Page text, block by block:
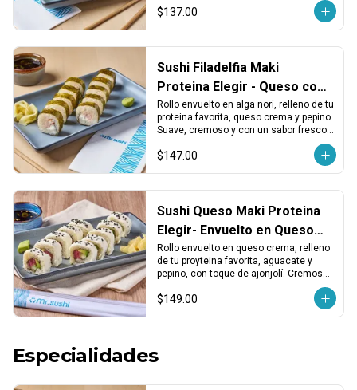
cualquier ocasión.
$137.00
Sushi Filadelfia Maki
Proteina Elegir - Queso con
Alga
Rollo envuelto en alga nori, relleno de tu
proteina favorita, queso crema y pepino.
Suave, cremoso y con un sabor fresco y
$147.00
Sushi Queso Maki Proteina
Elegir- Envuelto en Queso
con tu proteina favorita
Rollo envuelto en queso crema, relleno
de tu proyteina favorita, aguacate y
pepino, con toque de ajonjolí. Cremoso,
fresco y con equilibrio en cada bocado.
$149.00
Especialidades